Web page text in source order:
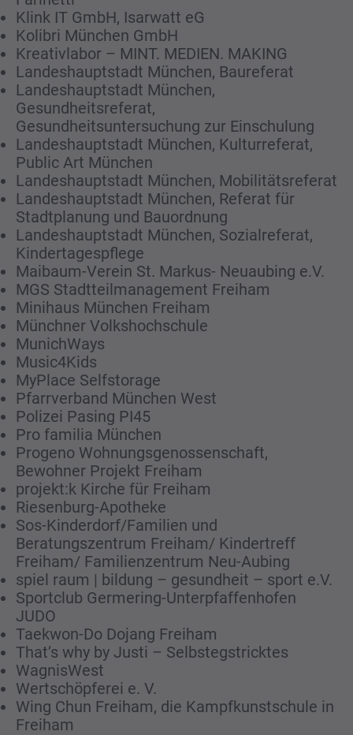
Klink IT GmbH, Isarwatt eG
Kolibri München GmbH
Kreativlabor – MINT. MEDIEN. MAKING
Landeshauptstadt München, Baureferat
Landeshauptstadt München,
Gesundheitsreferat,
Gesundheitsuntersuchung zur Einschulung
Landeshauptstadt München, Kulturreferat,
Public Art München
Landeshauptstadt München, Mobilitätsreferat
Landeshauptstadt München, Referat für
Stadtplanung und Bauordnung
Landeshauptstadt München, Sozialreferat,
Kindertagespflege
Maibaum-Verein St. Markus- Neuaubing e.V.
MGS Stadtteilmanagement Freiham
Minihaus München Freiham
Münchner Volkshochschule
MunichWays
Music4Kids
MyPlace Selfstorage
Pfarrverband München West
Polizei Pasing PI45
Pro familia München
Progeno Wohnungsgenossenschaft,
Bewohner Projekt Freiham
projekt:k Kirche für Freiham
Riesenburg-Apotheke
Sos-Kinderdorf/Familien und
Beratungszentrum Freiham/ Kindertreff
Freiham/ Familienzentrum Neu-Aubing
spiel raum | bildung – gesundheit – sport e.V.
Sportclub Germering-Unterpfaffenhofen
JUDO
Taekwon-Do Dojang Freiham
That’s why by Justi – Selbstegstricktes
WagnisWest
Wertschöpferei e. V.
Wing Chun Freiham, die Kampfkunstschule in
Freiham